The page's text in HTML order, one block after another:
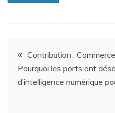
Contribution :
Pourquoi les ports ont
d’intelligence numérique